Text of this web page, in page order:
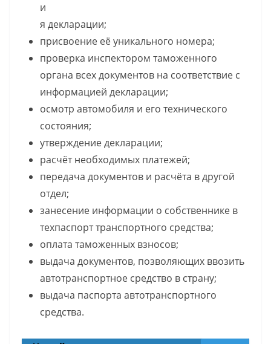
и
я декларации;
присвоение её уникального номера;
проверка инспектором таможенного
органа всех документов на соответствие с
информацией декларации;
осмотр автомобиля и его технического
состояния;
утверждение декларации;
расчёт необходимых платежей;
передача документов и расчёта в другой
отдел;
занесение информации о собственнике в
техпаспорт транспортного средства;
оплата таможенных взносов;
выдача документов, позволяющих ввозить
автотранспортное средство в страну;
выдача паспорта автотранспортного
средства.